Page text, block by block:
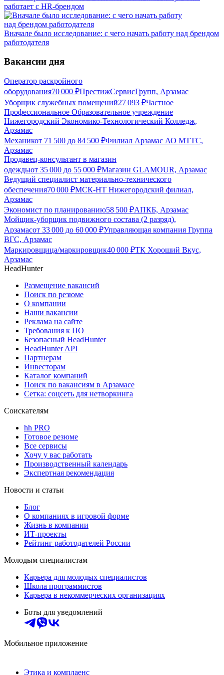
работает с HR-брендом
Вначале было исследование: с чего начать работу над брендом
работодателя
Вакансии дня
Оператор раскройного
оборудования70 000 ₽ПрестижСервисГрупп, Арзамас
Уборщик служебных помещений27 093 ₽Частное
Профессиональное Образовательное учреждение
Нижегородский Экономико-Технологический Колледж,
Арзамас
Механикот 71 500 до 84 500 ₽Филиал Арзамас АО МТТС,
Арзамас
Продавец-консультант в магазин
одеждыот 35 000 до 55 000 ₽Магазин GLAMOUR, Арзамас
Ведущий специалист материально-технического
обеспечения70 000 ₽МСК-НТ Нижегородский филиал,
Арзамас
Экономист по планированию58 500 ₽АПКБ, Арзамас
Мойщик-уборщик подвижного состава (2 разряд),
Арзамасот 33 000 до 60 000 ₽Управляющая компания Группа
ВГС, Арзамас
Маркировщица/маркировщик40 000 ₽ТК Хороший Вкус,
Арзамас
HeadHunter
Размещение вакансий
Поиск по резюме
О компании
Наши вакансии
Реклама на сайте
Требования к ПО
Безопасный HeadHunter
HeadHunter API
Партнерам
Инвесторам
Каталог компаний
Поиск по вакансиям в Арзамасе
Сетка: соцсеть для нетворкинга
Соискателям
hh PRO
Готовое резюме
Все сервисы
Хочу у вас работать
Производственный календарь
Экспертная рекомендация
Новости и статьи
Блог
О компаниях в игровой форме
Жизнь в компании
ИТ-проекты
Рейтинг работодателей России
Молодым специалистам
Карьера для молодых специалистов
Школа программистов
Карьера в некоммерческих организациях
Боты для уведомлений
Мобильное приложение
Этика и комплаенс